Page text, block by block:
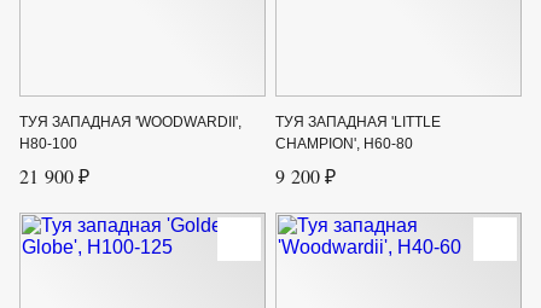
ТУЯ ЗАПАДНАЯ 'WOODWARDII',
H80-100
21 900 ₽
ТУЯ ЗАПАДНАЯ 'LITTLE
CHAMPION', H60-80
9 200 ₽